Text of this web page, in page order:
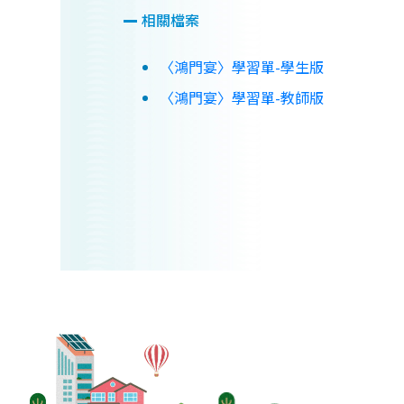
相關檔案
〈鴻門宴〉學習單-學生版
〈鴻門宴〉學習單-教師版